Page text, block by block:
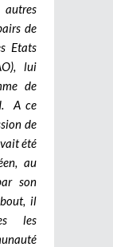
de
Etats
lui
de
A ce
de
été
au
son
il
les